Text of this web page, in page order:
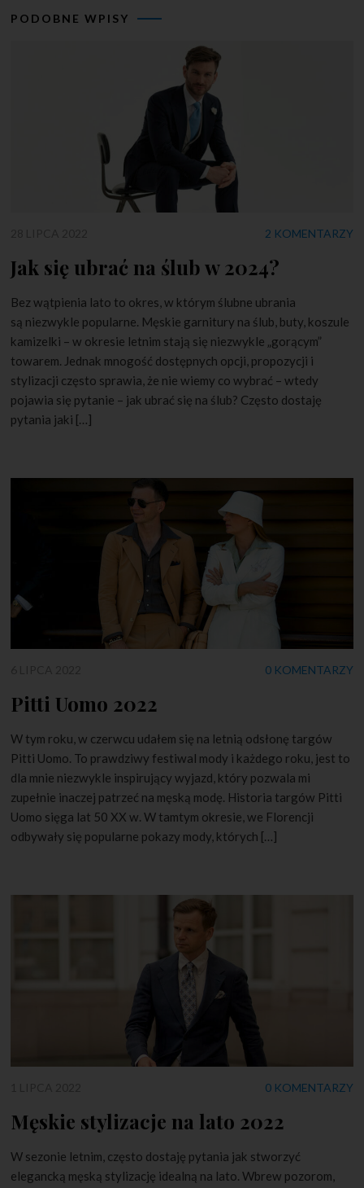
PODOBNE WPISY
2 KOMENTARZY
Jak się ubrać na ślub w 2024?
Bez wątpienia lato to okres, w którym ślubne ubrania
są niezwykle popularne. Męskie garnitury na ślub, buty, koszule
kamizelki – w okresie letnim stają się niezwykle „gorącym”
towarem. Jednak mnogość dostępnych opcji, propozycji i
stylizacji często sprawia, że nie wiemy co wybrać – wtedy
pojawia się pytanie – jak ubrać się na ślub? Często dostaję
pytania jaki […]
0 KOMENTARZY
Pitti Uomo 2022
W tym roku, w czerwcu udałem się na letnią odsłonę targów
Pitti Uomo. To prawdziwy festiwal mody i każdego roku, jest to
dla mnie niezwykle inspirujący wyjazd, który pozwala mi
zupełnie inaczej patrzeć na męską modę. Historia targów Pitti
Uomo sięga lat 50 XX w. W tamtym okresie, we Florencji
odbywały się popularne pokazy mody, których […]
0 KOMENTARZY
Męskie stylizacje na lato 2022
W sezonie letnim, często dostaję pytania jak stworzyć
elegancką męską stylizację idealną na lato. Wbrew pozorom,